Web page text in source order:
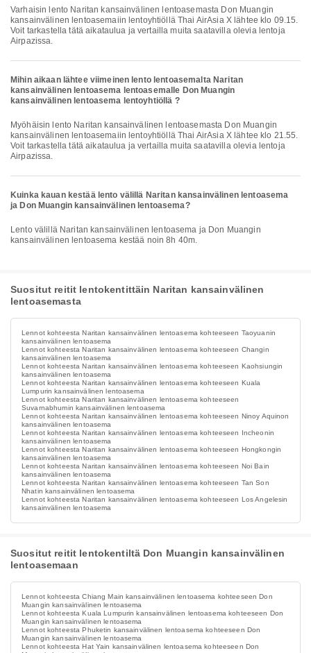
Varhaisin lento Naritan kansainvälinen lentoasemasta Don Muangin
kansainvälinen lentoasemaiin lentoyhtiöllä Thai AirAsia X lähtee klo 09.15.
Voit tarkastella tätä aikataulua ja vertailla muita saatavilla olevia lentoja
Airpazissa.
Mihin aikaan lähtee viimeinen lento lentoasemalta Naritan
kansainvälinen lentoasema lentoasemalle Don Muangin
kansainvälinen lentoasema lentoyhtiöllä ?
Myöhäisin lento Naritan kansainvälinen lentoasemasta Don Muangin
kansainvälinen lentoasemaiin lentoyhtiöllä Thai AirAsia X lähtee klo 21.55.
Voit tarkastella tätä aikataulua ja vertailla muita saatavilla olevia lentoja
Airpazissa.
Kuinka kauan kestää lento välillä Naritan kansainvälinen lentoasema
ja Don Muangin kansainvälinen lentoasema?
Lento välillä Naritan kansainvälinen lentoasema ja Don Muangin
kansainvälinen lentoasema kestää noin 8h 40m.
Suositut reitit lentokentittäin Naritan kansainvälinen
lentoasemasta
Lennot kohteesta Naritan kansainvälinen lentoasema kohteeseen Taoyuanin
kansainvälinen lentoasema
Lennot kohteesta Naritan kansainvälinen lentoasema kohteeseen Changin
kansainvälinen lentoasema
Lennot kohteesta Naritan kansainvälinen lentoasema kohteeseen Kaohsiungin
kansainvälinen lentoasema
Lennot kohteesta Naritan kansainvälinen lentoasema kohteeseen Kuala
Lumpurin kansainvälinen lentoasema
Lennot kohteesta Naritan kansainvälinen lentoasema kohteeseen
Suvarnabhumin kansainvälinen lentoasema
Lennot kohteesta Naritan kansainvälinen lentoasema kohteeseen Ninoy Aquinon
kansainvälinen lentoasema
Lennot kohteesta Naritan kansainvälinen lentoasema kohteeseen Incheonin
kansainvälinen lentoasema
Lennot kohteesta Naritan kansainvälinen lentoasema kohteeseen Hongkongin
kansainvälinen lentoasema
Lennot kohteesta Naritan kansainvälinen lentoasema kohteeseen Noi Bain
kansainvälinen lentoasema
Lennot kohteesta Naritan kansainvälinen lentoasema kohteeseen Tan Son
Nhatin kansainvälinen lentoasema
Lennot kohteesta Naritan kansainvälinen lentoasema kohteeseen Los Angelesin
kansainvälinen lentoasema
Suositut reitit lentokentiltä Don Muangin kansainvälinen
lentoasemaan
Lennot kohteesta Chiang Main kansainvälinen lentoasema kohteeseen Don
Muangin kansainvälinen lentoasema
Lennot kohteesta Kuala Lumpurin kansainvälinen lentoasema kohteeseen Don
Muangin kansainvälinen lentoasema
Lennot kohteesta Phuketin kansainvälinen lentoasema kohteeseen Don
Muangin kansainvälinen lentoasema
Lennot kohteesta Hat Yain kansainvälinen lentoasema kohteeseen Don